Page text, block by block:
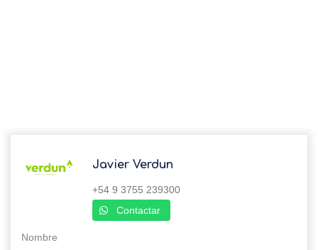
Javier Verdun
+54 9 3755 239300
Contactar
Nombre